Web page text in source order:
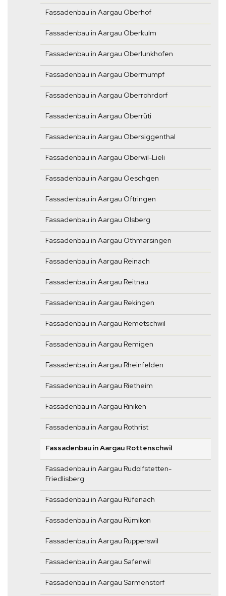
Fassadenbau in Aargau Oberhof
Fassadenbau in Aargau Oberkulm
Fassadenbau in Aargau Oberlunkhofen
Fassadenbau in Aargau Obermumpf
Fassadenbau in Aargau Oberrohrdorf
Fassadenbau in Aargau Oberrüti
Fassadenbau in Aargau Obersiggenthal
Fassadenbau in Aargau Oberwil-Lieli
Fassadenbau in Aargau Oeschgen
Fassadenbau in Aargau Oftringen
Fassadenbau in Aargau Olsberg
Fassadenbau in Aargau Othmarsingen
Fassadenbau in Aargau Reinach
Fassadenbau in Aargau Reitnau
Fassadenbau in Aargau Rekingen
Fassadenbau in Aargau Remetschwil
Fassadenbau in Aargau Remigen
Fassadenbau in Aargau Rheinfelden
Fassadenbau in Aargau Rietheim
Fassadenbau in Aargau Riniken
Fassadenbau in Aargau Rothrist
Fassadenbau in Aargau Rottenschwil
Fassadenbau in Aargau Rudolfstetten-
Friedlisberg
Fassadenbau in Aargau Rüfenach
Fassadenbau in Aargau Rümikon
Fassadenbau in Aargau Rupperswil
Fassadenbau in Aargau Safenwil
Fassadenbau in Aargau Sarmenstorf